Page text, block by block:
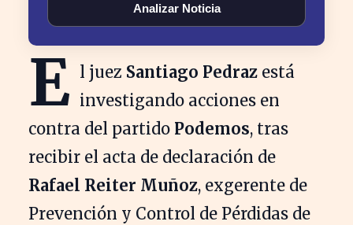
Analizar Noticia
E l juez Santiago Pedraz está
investigando acciones en
contra del partido Podemos, tras
recibir el acta de declaración de
Rafael Reiter Muñoz, exgerente de
Prevención y Control de Pérdidas de